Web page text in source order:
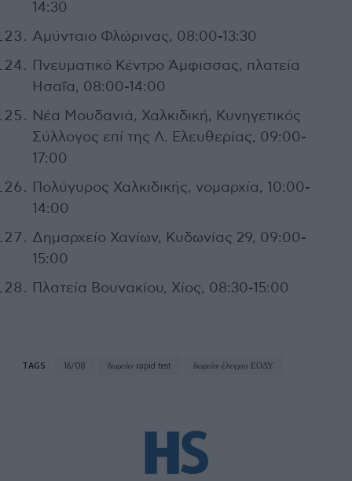
14:30
Αμύνταιο Φλώρινας, 08:00-13:30
Πνευματικό Κέντρο Άμφισσας, πλατεία
Ησαΐα, 08:00-14:00
Νέα Μουδανιά, Χαλκιδική, Κυνηγετικός
Σύλλογος επί της Λ. Ελευθερίας, 09:00-
17:00
Πολύγυρος Χαλκιδικής, νομαρχία, 10:00-
14:00
Δημαρχείο Χανίων, Κυδωνίας 29, 09:00-
15:00
Πλατεία Βουνακίου, Χίος, 08:30-15:00
TAGS 16/08 δωρεάν rapid test δωρεάν έλεγχοι ΕΟΔΥ